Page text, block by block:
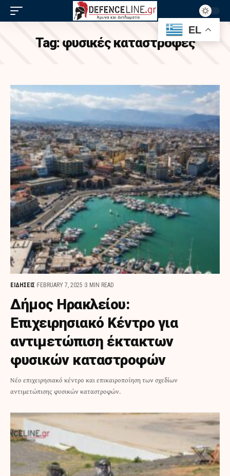
Tag: φυσικές καταστροφές
ΕΙΔΗΣΕΙΣ FEBRUARY 7, 2025 3 MIN READ
Δήμος Ηρακλείου:
Επιχειρησιακό Κέντρο για
αντιμετώπιση έκτακτων
φυσικών καταστροφών
Νέο επιχειρησιακό κέντρο και επικαιροποίηση των σχεδίων
αντιμετώπισης φυσικών καταστροφών.
EL